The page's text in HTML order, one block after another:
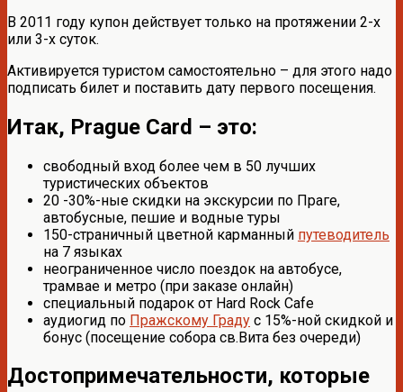
В 2011 году купон действует только на протяжении 2-х
или 3-х суток.
Активируется туристом самостоятельно – для этого надо
подписать билет и поставить дату первого посещения.
Итак, Prague Card – это:
свободный вход более чем в 50 лучших
туристических объектов
20 -30%-ные скидки на экскурсии по Праге,
автобусные, пешие и водные туры
150-страничный цветной карманный путеводитель
на 7 языках
неограниченное число поездок на автобусе,
трамвае и метро (при заказе онлайн)
специальный подарок от Hard Rock Cafe
аудиогид по Пражскому Граду с 15%-ной скидкой и
бонус (посещение собора св.Вита без очереди)
Достопримечательности, которые